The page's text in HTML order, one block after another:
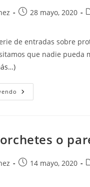
Publicación
entrada:
28 mayo, 2020
de entradas sobre
que nadie
Proteger
Documentos
o
Publicación
14 mayo, 2020